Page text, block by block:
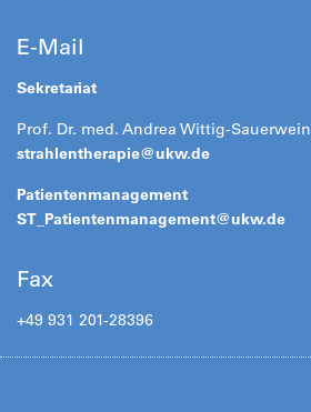
E-Mail
Sekretariat
Prof. Dr. med. Andrea Wittig-Sauerwein
strahlentherapie@ukw.de
Patientenmanagement
ST_Patientenmanagement@ukw.de
Fax
+49 931 201-28396